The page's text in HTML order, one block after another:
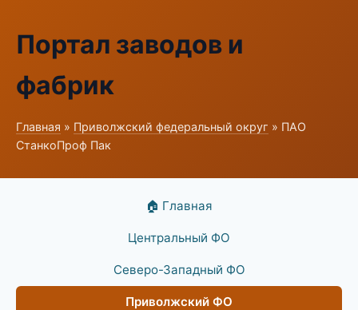
Портал заводов и
фабрик
Главная » Приволжский федеральный округ » ПАО
СтанкоПроф Пак
🏠 Главная
Центральный ФО
Северо-Западный ФО
Приволжский ФО